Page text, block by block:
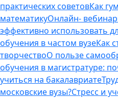
практических советовКак
математикуОнлайн-
эффективно использовать
обучения в частом вузеКак
творчествоО пользе
обучения в магистратуре:
учиться на бакалавриате
московские вузы?Стресс и